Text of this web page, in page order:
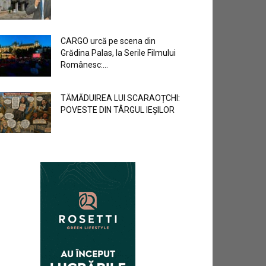
CARGO urcă pe scena din
Grădina Palas, la Serile Filmului
Românesc:...
TĂMĂDUIREA LUI SCARAOȚCHI:
POVESTE DIN TÂRGUL IEȘILOR